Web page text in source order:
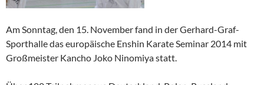
Am Sonntag, den 15. November fand in der Gerhard-Graf-
Sporthalle das europäische Enshin Karate Seminar 2014 mit
Großmeister Kancho Joko Ninomiya statt.